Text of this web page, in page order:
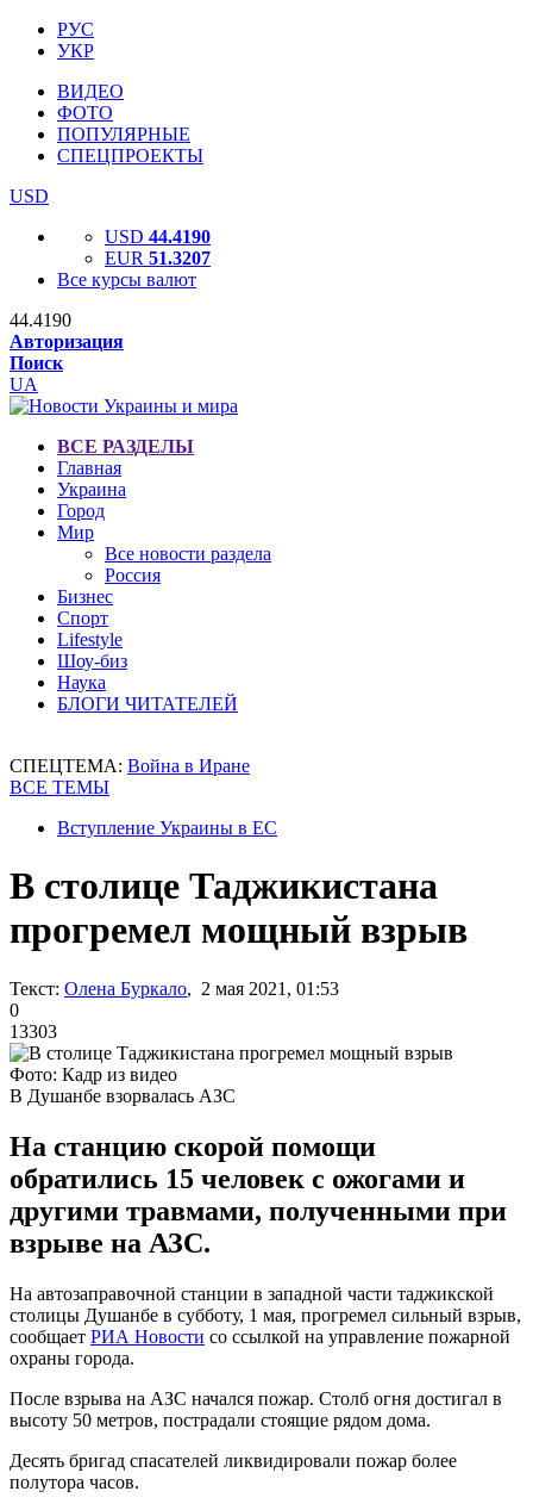
РУС
УКР
ВИДЕО
ФОТО
ПОПУЛЯРНЫЕ
СПЕЦПРОЕКТЫ
USD
USD 44.4190
EUR 51.3207
Все курсы валют
44.4190
Авторизация
Поиск
UA
ВСЕ РАЗДЕЛЫ
Главная
Украина
Город
Мир
Все новости раздела
Россия
Бизнес
Спорт
Lifestyle
Шоу-биз
Наука
БЛОГИ ЧИТАТЕЛЕЙ
СПЕЦТЕМА: Война в Иране
ВСЕ ТЕМЫ
Вступление Украины в ЕС
В столице Таджикистана
прогремел мощный взрыв
Текст: Олена Буркало, 2 мая 2021, 01:53
0
13303
Фото: Кадр из видео
В Душанбе взорвалась АЗС
На станцию скорой помощи
обратились 15 человек с ожогами и
другими травмами, полученными при
взрыве на АЗС.
На автозаправочной станции в западной части таджикской
столицы Душанбе в субботу, 1 мая, прогремел сильный взрыв,
сообщает РИА Новости со ссылкой на управление пожарной
охраны города.
После взрыва на АЗС начался пожар. Столб огня достигал в
высоту 50 метров, пострадали стоящие рядом дома.
Десять бригад спасателей ликвидировали пожар более
полутора часов.